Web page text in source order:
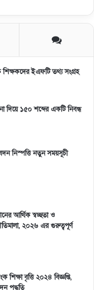
ইএফটি তথ্য সংগ্রহ
দিয়ে ১৫০ শব্দের একটি নিবন্ধ
নিস্পত্তি নতুন সময়সূচী
আর্থিক স্বচ্ছতা ও
২০২৬ এর গুরুত্বপূর্ণ
শিক্ষা বৃত্তি ২০২৪ বিজ্ঞপ্তি,
পদ্ধতি